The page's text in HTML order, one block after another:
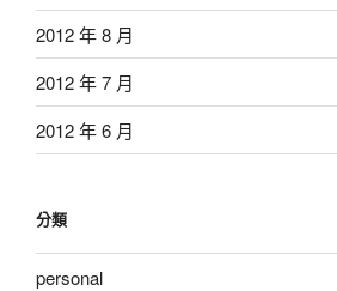
2012 年 8 月
2012 年 7 月
2012 年 6 月
分類
personal